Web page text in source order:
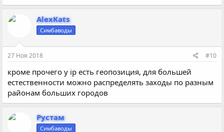
AlexKats
Симбаводы
27 Ноя 2018 #10
кроме прочего у ip есть геопозиция, для большей
естественности можно распределять заходы по разным
районам больших городов
Рустам
Симбаводы